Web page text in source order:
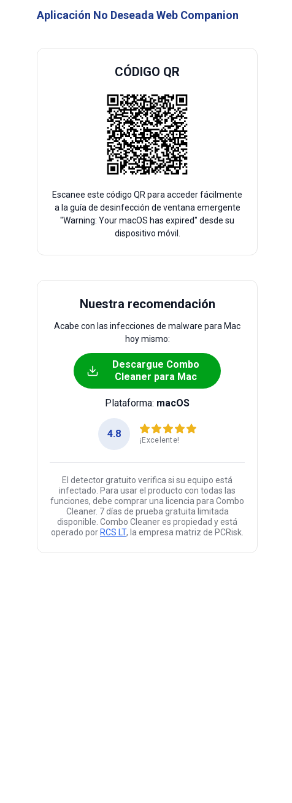
Aplicación No Deseada Web Companion
CÓDIGO QR
Escanee este código QR para acceder fácilmente
a la guía de desinfección de ventana emergente
"Warning: Your macOS has expired" desde su
dispositivo móvil.
Nuestra recomendación
Acabe con las infecciones de malware para Mac
hoy mismo:
Descargue Combo
Cleaner para Mac
Plataforma: macOS
4.8
¡Excelente!
El detector gratuito verifica si su equipo está
infectado. Para usar el producto con todas las
funciones, debe comprar una licencia para Combo
Cleaner. 7 días de prueba gratuita limitada
disponible. Combo Cleaner es propiedad y está
operado por RCS LT, la empresa matriz de PCRisk.